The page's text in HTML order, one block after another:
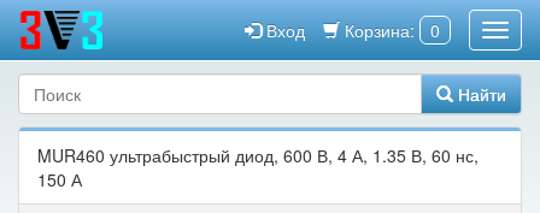
Корзина: 0
Вход
Найти
MUR460 ультрабыстрый диод, 600 В, 4 А, 1.35 В, 60 нс,
150 А